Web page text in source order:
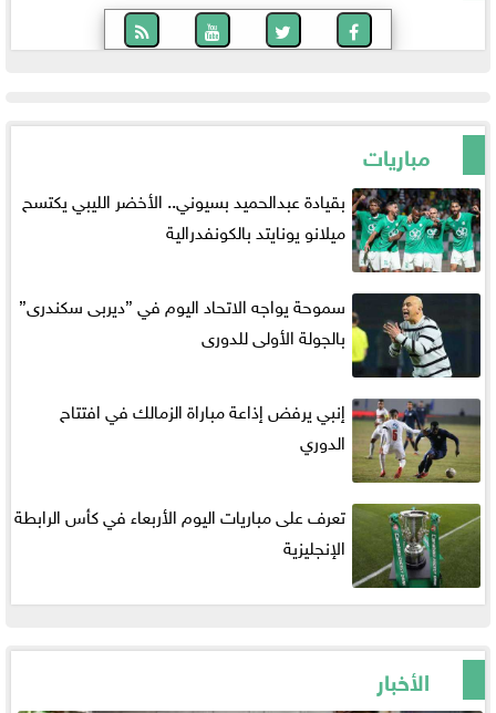
مباريات
بقيادة عبدالحميد بسيوني.. الأخضر الليبي يكتسح
ميلانو يونايتد بالكونفدرالية
سموحة يواجه الاتحاد اليوم في ”ديربى سكندرى”
بالجولة الأولى للدورى
إنبي يرفض إذاعة مباراة الزمالك في افتتاح
الدوري
تعرف على مباريات اليوم الأربعاء في كأس الرابطة
الإنجليزية
الأخبار